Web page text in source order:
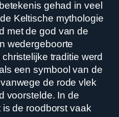
gehad in veel
Keltische mythologie
met de god van de
wedergeboorte
traditie werd
een symbool van de
de rode vlek
voorstelde. In de
de roodborst vaak